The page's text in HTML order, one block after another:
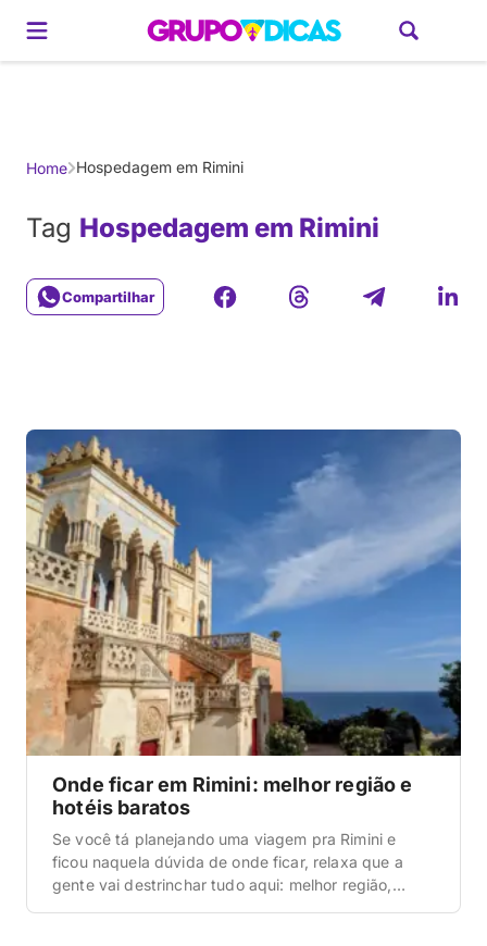
Gerador de RoteirosAmérica do SulBrasilCaribe EuropaEstados
Home Hospedagem em Rimini
Tag Hospedagem em Rimini
Compartilhar
Onde ficar em Rimini: melhor região e
hotéis baratos
Se você tá planejando uma viagem pra Rimini e
ficou naquela dúvida de onde ficar, relaxa que a
gente vai destrinchar tudo aqui: melhor região,